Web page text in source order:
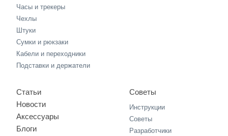
Часы и трекеры
Чехлы
Штуки
Сумки и рюкзаки
Кабели и переходники
Подставки и держатели
Статьи
Новости
Аксессуары
Блоги
Советы
Инструкции
Советы
Разработчики